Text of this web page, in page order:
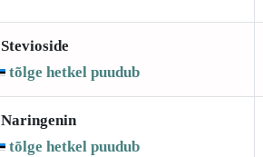
Stevioside
tõlge hetkel puudub
Naringenin
tõlge hetkel puudub